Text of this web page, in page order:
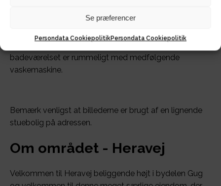
Se præferencer
Persondata CookiepolitikPersondata Cookiepolitik
køle/fryseskab og emhætte!
I soveværelset er der indbyggede skabe, mens
badeværelset er rummeligt med medfølgende
vaskemaskine.
Bemærk venligst at billederne er brugt af en lignende
stuebolig på adressen.
Om området - Heravej
Velkommen til Heravej beliggende højt i bydelen Gug